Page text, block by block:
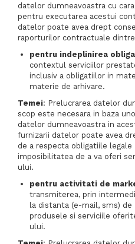
datelor dumneavoastra cu
pentru executarea acestui
datelor poate avea drept
raporturilor contractuale
pentru indeplinirea
contextul serviciilor
inclusiv a obligatiilor in
materie de arhivare.
Temei: Prelucrarea datelor
scop este necesara in baza
datelor dumneavoastra in
furnizarii datelor poate avea
de a respecta obligatiile legale
imposibilitatea de a va oferi
ului.
pentru activitati de
transmiterea, prin
la distanta (e-mail, sms) de
produsele si serviciile
ului.